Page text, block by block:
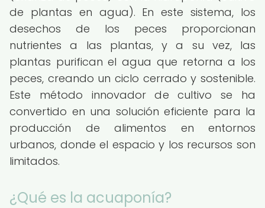
de plantas en agua). En este sistema, los
desechos de los peces proporcionan
nutrientes a las plantas, y a su vez, las
plantas purifican el agua que retorna a los
peces, creando un ciclo cerrado y sostenible.
Este método innovador de cultivo se ha
convertido en una solución eficiente para la
producción de alimentos en entornos
urbanos, donde el espacio y los recursos son
limitados.
¿Qué es la acuaponía?